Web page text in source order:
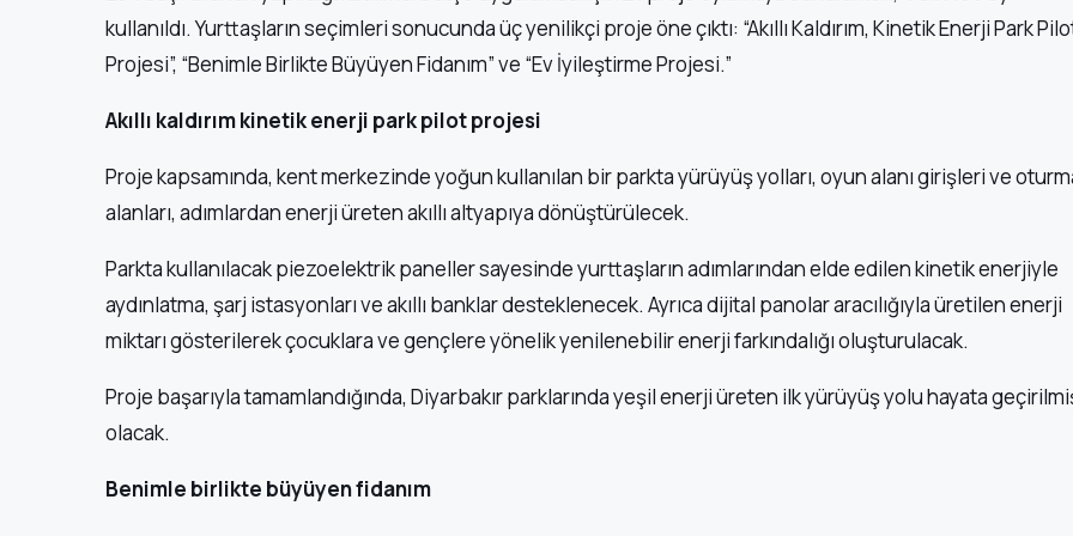
kullanıldı. Yurttaşların seçimleri sonucunda üç yenilikçi proje öne çıktı: “Akıllı Kaldırım, Kinetik Enerji Park
Projesi”, “Benimle Birlikte Büyüyen Fidanım” ve “Ev İyileştirme Projesi.”
Akıllı kaldırım kinetik enerji park pilot projesi
Proje kapsamında, kent merkezinde yoğun kullanılan bir parkta yürüyüş yolları, oyun alanı girişleri ve
alanları, adımlardan enerji üreten akıllı altyapıya dönüştürülecek.
Parkta kullanılacak piezoelektrik paneller sayesinde yurttaşların adımlarından elde edilen kinetik enerjiyle
aydınlatma, şarj istasyonları ve akıllı banklar desteklenecek. Ayrıca dijital panolar aracılığıyla üretilen enerji
miktarı gösterilerek çocuklara ve gençlere yönelik yenilenebilir enerji farkındalığı oluşturulacak.
Proje başarıyla tamamlandığında, Diyarbakır parklarında yeşil enerji üreten ilk yürüyüş yolu hayata
olacak.
Benimle birlikte büyüyen fidanım